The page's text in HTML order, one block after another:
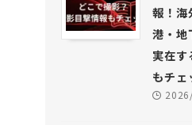
報！海
港・地
実在す
もチェ